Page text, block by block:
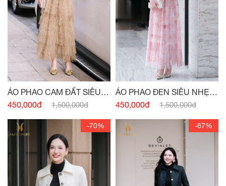
ÁO PHAO CAM ĐẤT SIÊU
NHẸ CÚC ĐỒNG
450,000đ 1,500,000đ
ÁO PHAO ĐEN SIÊU NHẸ
CÚC ĐỒNG
450,000đ 1,500,000đ
-70% -67%